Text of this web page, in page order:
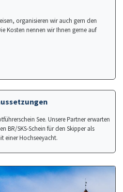
organisieren wir auch gern den
Kosten nennen wir Ihnen gerne auf
See. Unsere Partner erwarten
BR/SKS-Schein für den Skipper als
einer Hochseeyacht.